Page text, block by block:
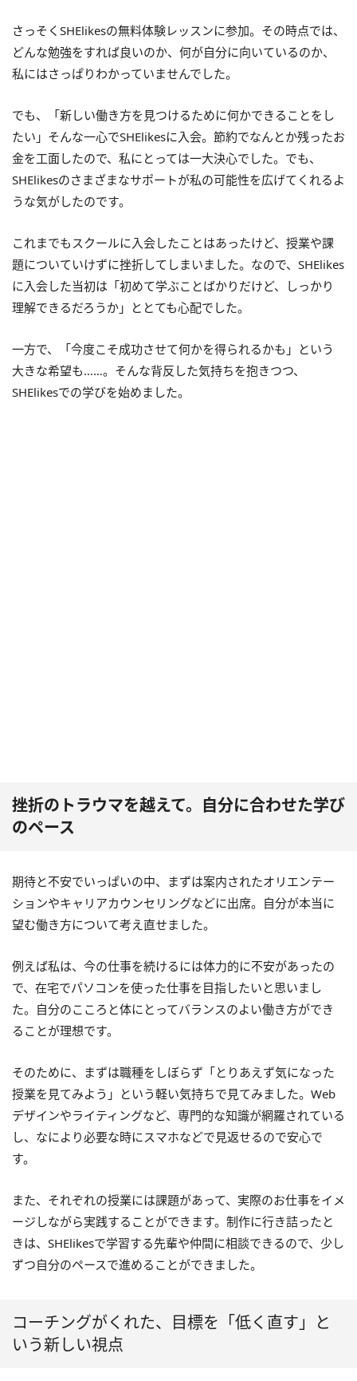
さっそくSHElikesの無料体験レッスンに参加。その時点では、
どんな勉強をすれば良いのか、何が自分に向いているのか、
私にはさっぱりわかっていませんでした。
でも、「新しい働き方を見つけるために何かできることをし
たい」そんな一心でSHElikesに入会。節約でなんとか残ったお
金を工面したので、私にとっては一大決心でした。でも、
SHElikesのさまざまなサポートが私の可能性を広げてくれるよ
うな気がしたのです。
これまでもスクールに入会したことはあったけど、授業や課
題についていけずに挫折してしまいました。なので、SHElikes
に入会した当初は「初めて学ぶことばかりだけど、しっかり
理解できるだろうか」ととても心配でした。
一方で、「今度こそ成功させて何かを得られるかも」という
大きな希望も……。そんな背反した気持ちを抱きつつ、
SHElikesでの学びを始めました。
挫折のトラウマを越えて。自分に合わせた学び
のペース
期待と不安でいっぱいの中、まずは案内されたオリエンテー
ションやキャリアカウンセリングなどに出席。自分が本当に
望む働き方について考え直せました。
例えば私は、今の仕事を続けるには体力的に不安があったの
で、在宅でパソコンを使った仕事を目指したいと思いまし
た。自分のこころと体にとってバランスのよい働き方ができ
ることが理想です。
そのために、まずは職種をしぼらず「とりあえず気になった
授業を見てみよう」という軽い気持ちで見てみました。Web
デザインやライティングなど、専門的な知識が網羅されている
し、なにより必要な時にスマホなどで見返せるので安心で
す。
また、それぞれの授業には課題があって、実際のお仕事をイメ
ージしながら実践することができます。制作に行き詰ったと
きは、SHElikesで学習する先輩や仲間に相談できるので、少し
ずつ自分のペースで進めることができました。
コーチングがくれた、目標を「低く直す」と
いう新しい視点